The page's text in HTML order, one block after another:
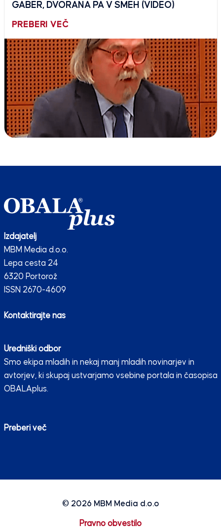
GABER, DVORANA PA V SMEH (VIDEO)
PREBERI VEČ
Izdajatelj
MBM Media d.o.o.
Lepa cesta 24
6320 Portorož
ISSN 2670-4609
Kontaktirajte nas
Uredniški odbor
Smo ekipa mladih in nekaj manj mladih novinarjev in
avtorjev, ki skupaj ustvarjamo vsebine portala in časopisa
OBALAplus.
Preberi več
© 2026 MBM Media d.o.o
Pravno obvestilo